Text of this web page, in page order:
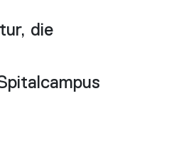
die